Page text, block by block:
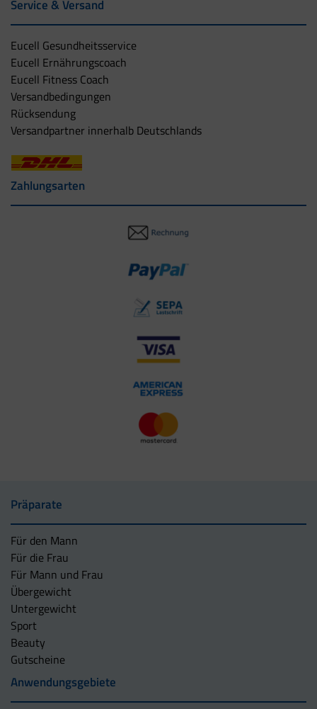
Service & Versand
Eucell Gesundheitsservice
Eucell Ernährungscoach
Eucell Fitness Coach
Versandbedingungen
Rücksendung
Versandpartner innerhalb Deutschlands
Zahlungsarten
Präparate
Für den Mann
Für die Frau
Für Mann und Frau
Übergewicht
Untergewicht
Sport
Beauty
Gutscheine
Anwendungsgebiete